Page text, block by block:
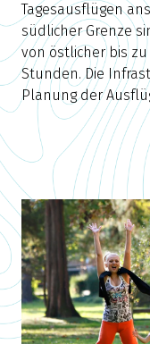
Tagesausflügen
südlicher Grenze
von östlicher bis
Stunden. Die
Planung der